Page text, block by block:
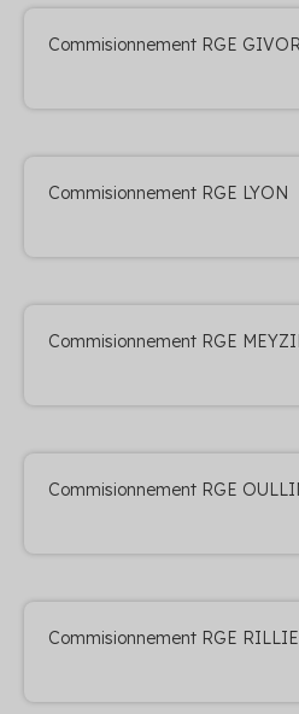
Commisionnement RGE
Commisionnement RGE LYON
Commisionnement RGE
Commisionnement RGE
Commisionnement RGE